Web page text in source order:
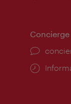
Ort: